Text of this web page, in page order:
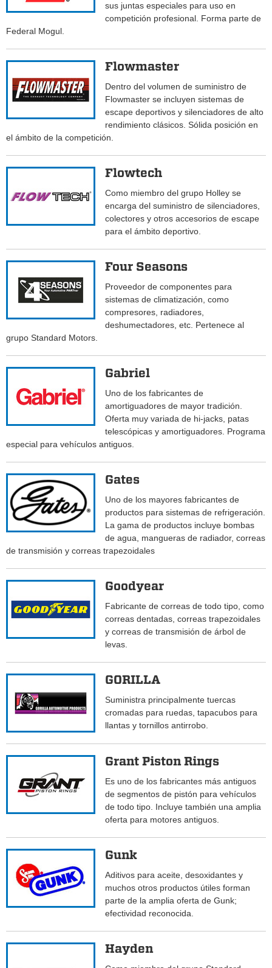
sus juntas especiales para uso en
competición profesional. Forma parte de
Federal Mogul.
Flowmaster
Dentro del volumen de suministro de
Flowmaster se incluyen sistemas de
escape deportivos y silenciadores de alto
rendimiento clásicos. Sólida posición en
el ámbito de la competición.
Flowtech
Como miembro del grupo Holley se
encarga del suministro de silenciadores,
colectores y otros accesorios de escape
para el ámbito deportivo.
Four Seasons
Proveedor de componentes para
sistemas de climatización, como
compresores, radiadores,
deshumectadores, etc. Pertenece al
grupo Standard Motors.
Gabriel
Uno de los fabricantes de
amortiguadores de mayor tradición.
Oferta muy variada de hi-jacks, patas
telescópicas y amortiguadores. Programa
especial para vehículos antiguos.
Gates
Uno de los mayores fabricantes de
productos para sistemas de refrigeración.
La gama de productos incluye bombas
de agua, mangueras de radiador, correas
de transmisión y correas trapezoidales
Goodyear
Fabricante de correas de todo tipo, como
correas dentadas, correas trapezoidales
y correas de transmisión de árbol de
levas.
GORILLA
Suministra principalmente tuercas
cromadas para ruedas, tapacubos para
llantas y tornillos antirrobo.
Grant Piston Rings
Es uno de los fabricantes más antiguos
de segmentos de pistón para vehículos
de todo tipo. Incluye también una amplia
oferta para motores antiguos.
Gunk
Aditivos para aceite, desoxidantes y
muchos otros productos útiles forman
parte de la amplia oferta de Gunk;
efectividad reconocida.
Hayden